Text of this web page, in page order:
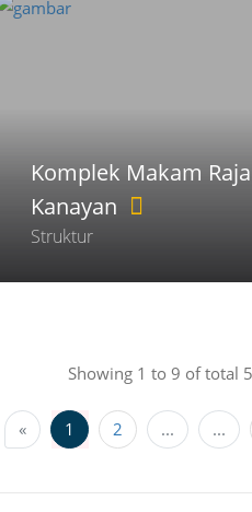
Komplek Makam Raja
Kanayan
Struktur
Showing 1 to 9 of total
« 1 2 ... ...